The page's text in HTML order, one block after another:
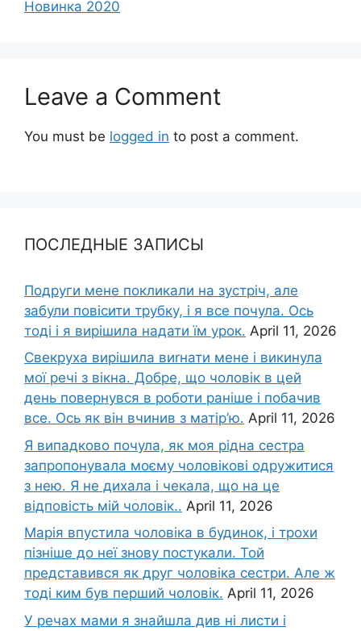
Новинка 2020
Leave a Comment
You must be logged in to post a comment.
ПОСЛЕДНЫЕ ЗАПИСЫ
Подруги мене покликали на зустріч, але
забули повісити трубку, і я все почула. Ось
тоді і я вирішила надати їм урок. April 11, 2026
Свекруха вирішила виrнати мене і викинула
мої речі з вікна. Добре, що чоловік в цей
день повернувся в роботи раніше і побачив
все. Ось як він вчинив з матір’ю. April 11, 2026
Я випадково почула, як моя рідна сестра
запропонувала моєму чоловікові одружитися
з нею. Я не дихала і чекала, що на це
відповість мій чоловік.. April 11, 2026
Марія впустила чоловіка в будинок, і трохи
пізніше до неї знову постукали. Той
представився як друг чоловіка сестри. Але ж
тоді ким був перший чоловік. April 11, 2026
У речах мами я знайшла див ні листи і